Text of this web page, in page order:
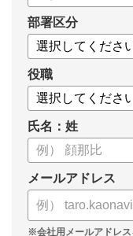
【資料の内容】
・経営戦略が「絵に描
・人材の見える化や評
・カオナビを活用し
部署区分
役職
氏名：姓
メールアドレス